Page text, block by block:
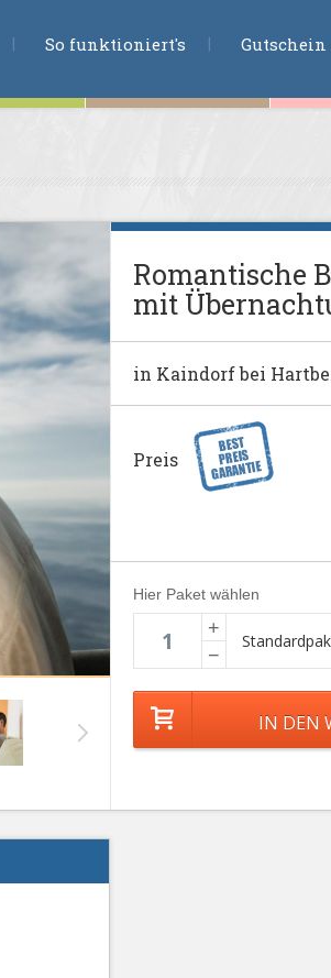
So funktioniert's
Romantische
mit
in Kaindorf bei
Preis
Hier Paket wählen
+
−